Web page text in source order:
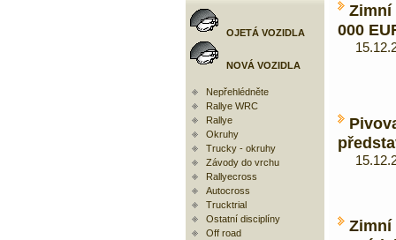
OJETÁ VOZIDLA
NOVÁ VOZIDLA
Nepřehlédněte
Rallye WRC
Rallye
Okruhy
Trucky - okruhy
Závody do vrchu
Rallyecross
Autocross
Trucktrial
Ostatní disciplíny
Off road
000
Zimní